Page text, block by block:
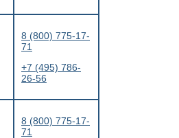
8 (800) 775-17-
71
+7 (495) 786-
26-56
8 (800) 775-17-
71